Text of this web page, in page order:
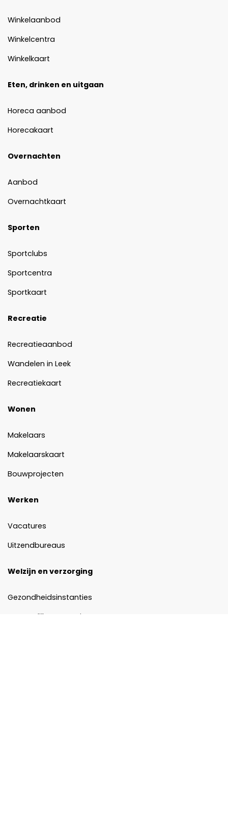
Winkelaanbod
Winkelcentra
Winkelkaart
Eten, drinken en uitgaan
Horeca aanbod
Horecakaart
Overnachten
Aanbod
Overnachtkaart
Sporten
Sportclubs
Sportcentra
Sportkaart
Recreatie
Recreatieaanbod
Wandelen in Leek
Recreatiekaart
Wonen
Makelaars
Makelaarskaart
Bouwprojecten
Werken
Vacatures
Uitzendbureaus
Welzijn en verzorging
Gezondheidsinstanties
Persoonlijke verzorging